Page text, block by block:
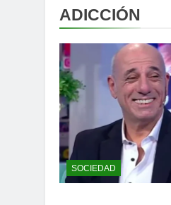
ADICCIÓN
SOCIEDAD